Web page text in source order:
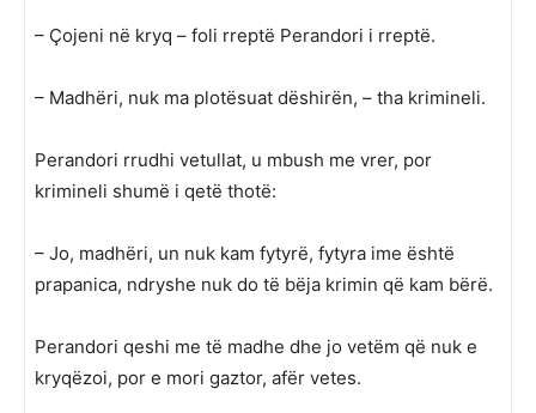
– Çojeni në kryq – foli rreptë Perandori i rreptë.
– Madhëri, nuk ma plotësuat dëshirën, – tha krimineli.
Perandori rrudhi vetullat, u mbush me vrer, por
krimineli shumë i qetë thotë:
– Jo, madhëri, un nuk kam fytyrë, fytyra ime është
prapanica, ndryshe nuk do të bëja krimin që kam bërë.
Perandori qeshi me të madhe dhe jo vetëm që nuk e
kryqëzoi, por e mori gaztor, afër vetes.